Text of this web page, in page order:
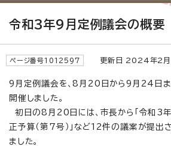
令和3年9月定例議会の概要
ページ番号1012597 更新日 2024年2月
9月定例議会を、8月20日から9月24日
開催しました。
初日の8月20日には、市長から「令和3
正予算（第7号）」など12件の議案が提出
ました。